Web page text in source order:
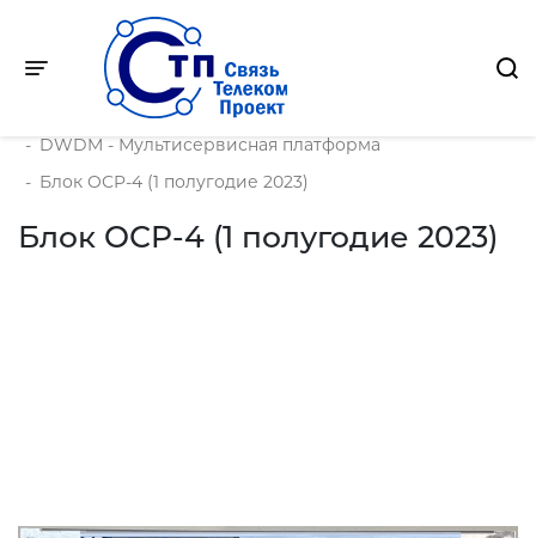
Toggle navigation
Продукция
- DWDM - Мультисервисная платформа
- Блок OСP-4 (1 полугодие 2023)
Блок OСP-4 (1 полугодие 2023)